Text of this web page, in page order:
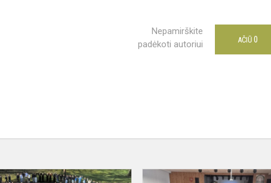
Nepamirškite
padėkoti autoriui
AČIŪ 0
50